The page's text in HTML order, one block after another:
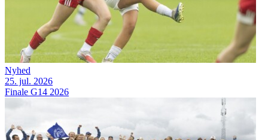
Nyhed
25. jul. 2026
Finale G14 2026